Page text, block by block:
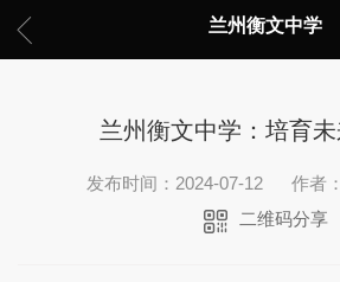
兰州衡文中学
兰州衡文中学：培育
发布时间：2024-07-12 作者：
二维码分享